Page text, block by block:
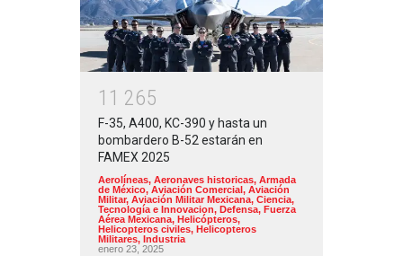
1 1 265
F-35, A400, KC-390 y hasta un
bombardero B-52 estarán en
FAMEX 2025
Aerolíneas, Aeronaves historicas, Armada
de México, Aviación Comercial, Aviación
Militar, Aviación Militar Mexicana, Ciencia,
Tecnología e Innovacion, Defensa, Fuerza
Aérea Mexicana, Helicópteros,
Helicopteros civiles, Helicopteros
Militares, Industria
enero 23, 2025